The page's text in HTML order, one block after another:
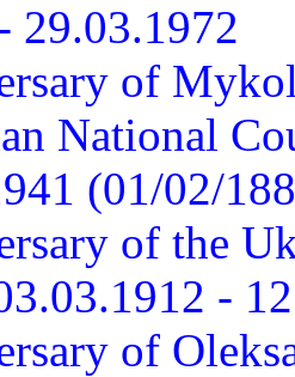
29.03.1972
of
National
(01/02/
of the
-
of